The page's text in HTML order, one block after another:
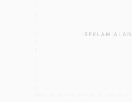
REKLAM ALANI